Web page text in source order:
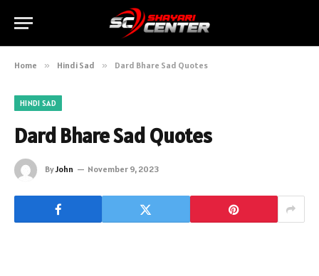
Home » Hindi Sad » Dard Bhare Sad Quotes
HINDI SAD
Dard Bhare Sad Quotes
ByJohn November 9, 2023